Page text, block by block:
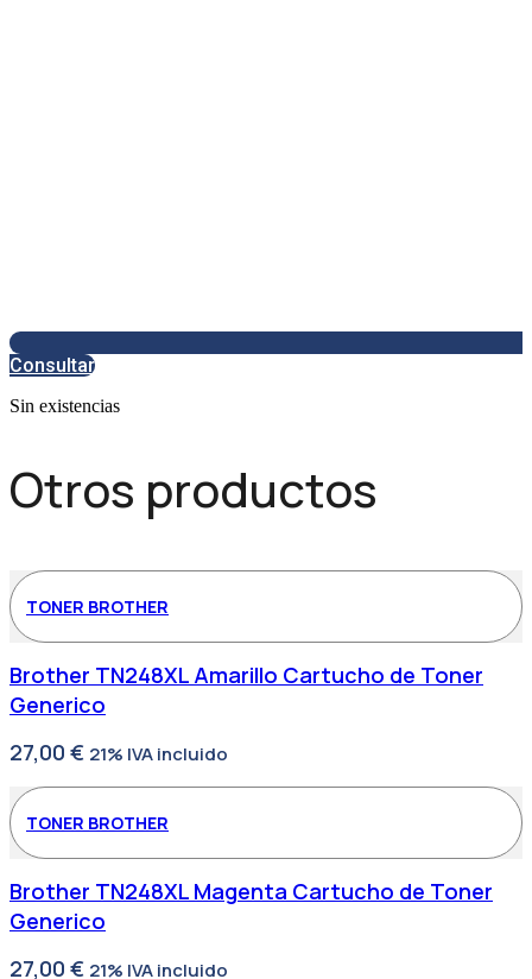
Consultar
Sin existencias
Otros productos
TONER BROTHER
Brother TN248XL Amarillo Cartucho de Toner
Generico
27,00 € 21% IVA incluido
TONER BROTHER
Brother TN248XL Magenta Cartucho de Toner
Generico
27,00 € 21% IVA incluido